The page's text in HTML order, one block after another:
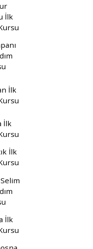
İlk
İlk
İlk
İlk
İlk